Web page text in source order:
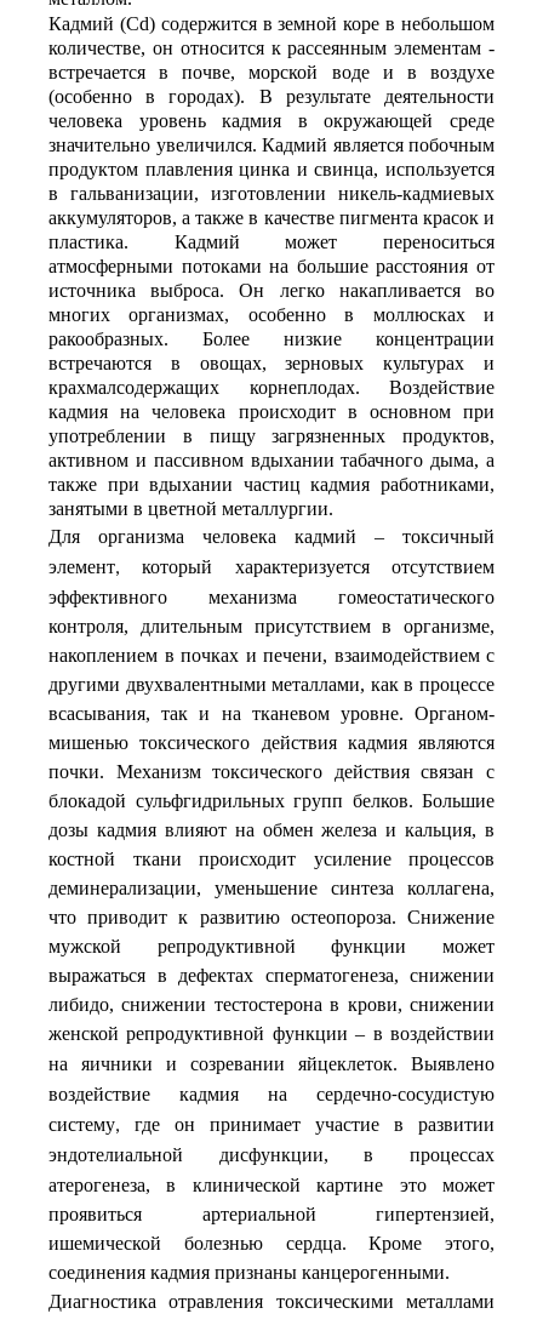
Кадмий (Cd)содержится в земной коре в небольшом
количестве, он относится к рассеянным элементам -
встречается в почве, морской воде и в воздухе
(особенно в городах). В результате деятельности
человека уровень кадмия в окружающей среде
значительно увеличился. Кадмий является побочным
продуктом плавления цинка и свинца, используется
в гальванизации, изготовлении никель-кадмиевых
аккумуляторов, а также в качестве пигмента красок и
пластика. Кадмий может переноситься
атмосферными потоками на большие расстояния от
источника выброса. Он легко накапливается во
многих организмах, особенно в моллюсках и
ракообразных. Более низкие концентрации
встречаются в овощах, зерновых культурах и
крахмалсодержащих корнеплодах. Воздействие
кадмия на человека происходит в основном при
употреблении в пищу загрязненных продуктов,
активном и пассивном вдыхании табачного дыма, а
также при вдыхании частиц кадмия работниками,
занятыми в цветной металлургии.
Для организма человека кадмий –
токсичный
элемент,который
характеризуется отсутствием
эффективного механизма гомеостатического
контроля, длительным присутствием в организме,
накоплением в почках и печени, взаимодействием с
другими двухвалентными металлами, как в процессе
всасывания, так и на тканевом уровне. Органом-
мишенью токсического действия кадмия являются
почки. Механизм токсического действия связан с
блокадой сульфгидрильных групп белков. Большие
дозы кадмия влияют на обмен железа и кальция, в
костной ткани происходит усиление процессов
деминерализации, уменьшение синтеза коллагена,
что приводит к развитию остеопороза. Снижение
мужской репродуктивной функции может
выражаться в дефектах сперматогенеза, снижении
либидо, снижении тестостерона в крови, снижении
женской репродуктивной функции – в воздействии
на
яичники и созревании яйцеклеток. Выявлено
воздействие
кадмия на сердечно-сосудистую
систему, где он принимает участие в
развитии
эндотелиальной
дисфункции, в процессах
атерогенеза, в клинической картине это может
проявиться артериальной гипертензией,
ишемической болезнью сердца. Кроме этого,
соединения кадмия признаны канцерогенными.
Диагностика отравления токсическими металлами